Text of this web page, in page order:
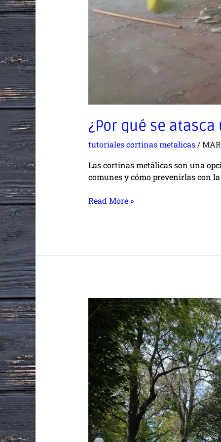
¿Por qué se
tutoriales cortinas metalicas/
Las cortinas metálicas son una
comunes y cómo prevenirlas con
Read More »
Cortinas
Metálicas
Tlaxcala:
La
Mejor
Opción
para
Tus
Espacios